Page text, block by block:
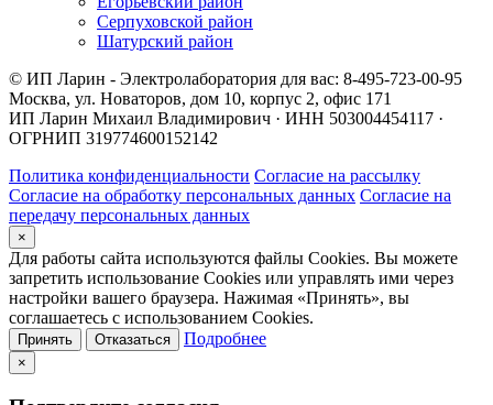
Серпуховской район
Шатурский район
© ИП Ларин - Электролаборатория для вас: 8-495-723-00-95
Москва, ул. Новаторов, дом 10, корпус 2, офис 171
ИП Ларин Михаил Владимирович · ИНН 503004454117 ·
ОГРНИП 319774600152142
Политика конфиденциальности Согласие на рассылку
Согласие на обработку персональных данных Согласие на
передачу персональных данных
×
Для работы сайта используются файлы Cookies. Вы можете
запретить использование Cookies или управлять ими через
настройки вашего браузера. Нажимая «Принять», вы
соглашаетесь с использованием Cookies.
Принять Отказаться Подробнее
×